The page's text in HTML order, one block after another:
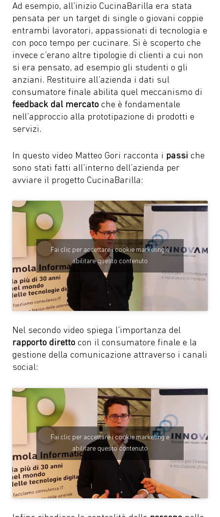
Ad esempio, all’inizio CucinaBarilla era stata
pensata per un target di single o giovani coppie
entrambi lavoratori, appassionati di tecnologia e
con poco tempo per cucinare. Si è scoperto che
invece c’erano altre tipologie di clienti a cui non
si era pensato, ad esempio gli studenti o gli
anziani. Restituire all’azienda i dati sul
consumatore finale abilita quel meccanismo di
feedback dal mercato che è fondamentale
nell’approccio alla prototipazione di prodotti e
servizi.
In questo video Matteo Gori racconta i passi che
sono stati fatti all’interno dell’azienda per
avviare il progetto CucinaBarilla:
Fai clic per accettare i cookie marketing e
abilitare questo contenuto
Nel secondo video spiega l’importanza del
rapporto diretto con il consumatore finale e la
gestione della comunicazione attraverso i canali
social:
Fai clic per accettare i cookie marketing e
abilitare questo contenuto